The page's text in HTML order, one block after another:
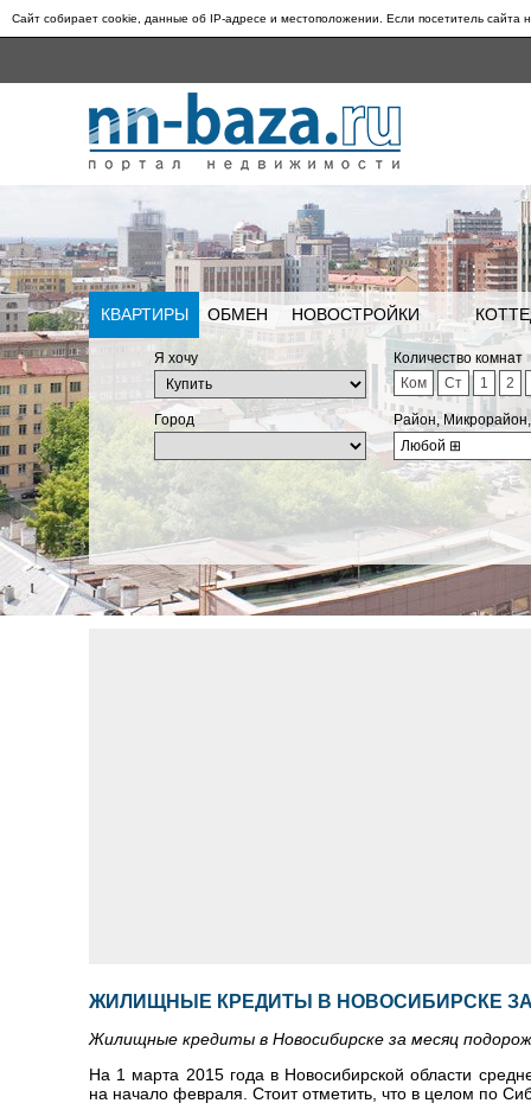
Сайт собирает cookie, данные об IP-адресе и местоположении. Если посетитель сайта
КВАРТИРЫ ОБМЕН НОВОСТРОЙКИ
Я хочу
Количество комнат
Ком
Ст 1 2
Город
Район,
Любой ⊞
ЖИЛИЩНЫЕ КРЕДИТЫ В НОВОСИБИРСКЕ
Жилищные кредиты в Новосибирске за месяц
На 1 марта 2015 года в Новосибирской области
на начало февраля. Стоит отметить, что в целом по